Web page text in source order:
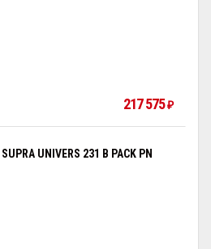
217 575₽
UNIVERS 231 B PACK PN